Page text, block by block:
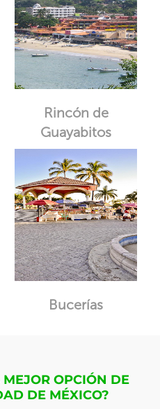
Rincón de
Guayabitos
Bucerías
OPCIÓN DE
DE MÉXICO?